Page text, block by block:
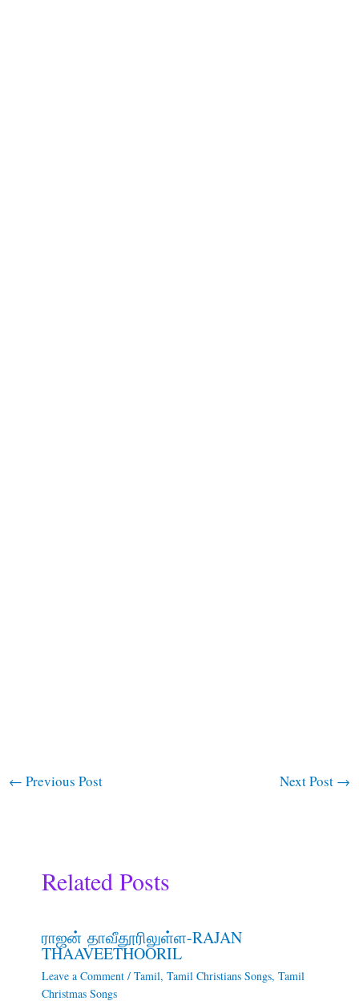
← Previous Post Next Post →
Related Posts
ராஜன் தாவீதூரிலுள்ள-RAJAN
THAAVEETHOORIL
Leave a Comment / Tamil, Tamil Christians Songs, Tamil
Christmas Songs